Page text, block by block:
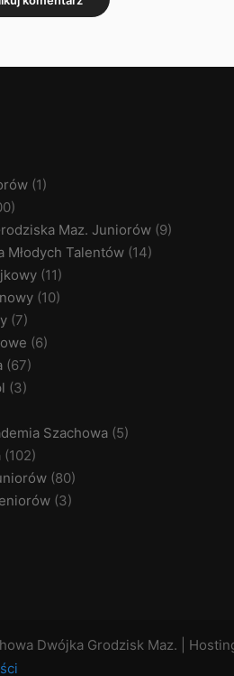
(1)
Maz. Juniorów (9)
Młodych Talentów (14)
(11)
(10)
(7)
(6)
(67)
(3)
Szachowa (5)
(102)
(80)
(3)
Dwójka Grodzisk Maz. |